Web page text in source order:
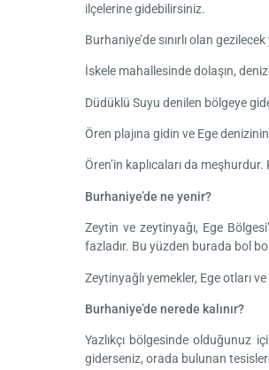
ilçelerine gidebilirsiniz.
Burhaniye’de sınırlı olan
İskele mahallesinde dolaşın,
Düdüklü Suyu denilen bölgeye
Ören plajına gidin ve Ege
Ören’in kaplıcaları da
Burhaniye’de ne yenir?
Zeytin ve zeytinyağı, Ege
fazladır. Bu yüzden burada bol
Zeytinyağlı yemekler, Ege otları
Burhaniye’de nerede kalınır?
Yazlıkçı bölgesinde olduğunuz
giderseniz, orada bulunan